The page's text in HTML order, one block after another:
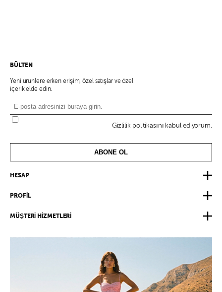
BÜLTEN
Yeni ürünlere erken erişim, özel satışlar ve özel
içerik elde edin.
Gizlilik politikasını kabul ediyorum.
ABONE OL
HESAP
PROFİL
MÜŞTERİ HİZMETLERİ